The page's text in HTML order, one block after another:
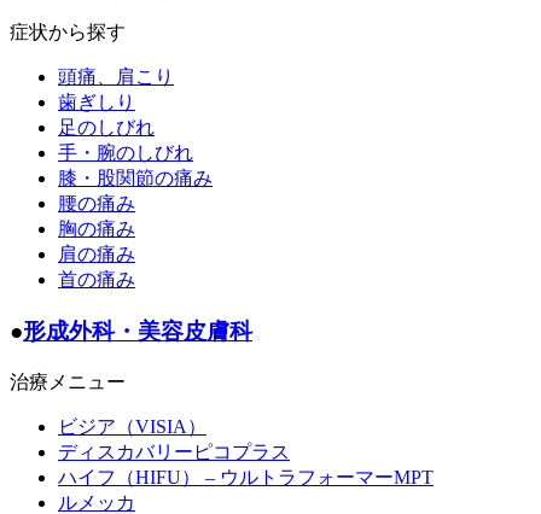
症状から探す
頭痛、肩こり
歯ぎしり
足のしびれ
手・腕のしびれ
膝・股関節の痛み
腰の痛み
胸の痛み
肩の痛み
首の痛み
●形成外科・美容皮膚科
治療メニュー
ビジア（VISIA）
ディスカバリーピコプラス
ハイフ（HIFU） – ウルトラフォーマーMPT
ルメッカ